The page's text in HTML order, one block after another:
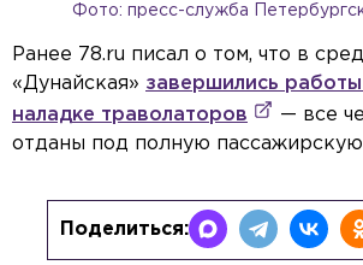
Фото: пресс-служба
Ранее 78.ru писал о том, что в
«Дунайская» завершились
наладке траволаторов
— все
отданы под полную пассажирскую
Поделиться: